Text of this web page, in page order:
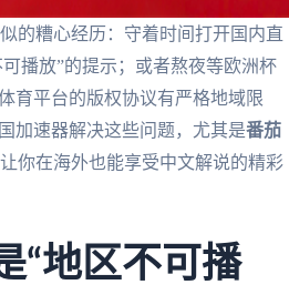
的糟心经历：守着时间打开国内直
播放”的提示；或者熬夜等欧洲杯
育平台的版权协议有严格地域限
加速器解决这些问题，尤其是番茄
你在海外也能享受中文解说的精彩
“地区不可播